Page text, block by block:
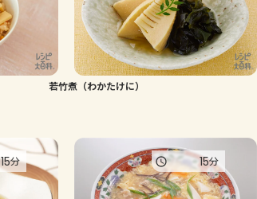
よくあるお問い合わせ
AJINOMOTO PARK とは
若竹煮（わかたけに）
15分 15分